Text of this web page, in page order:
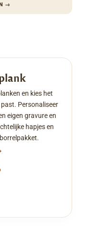
→
en kies het
Personaliseer
eigen gravure en
hapjes en